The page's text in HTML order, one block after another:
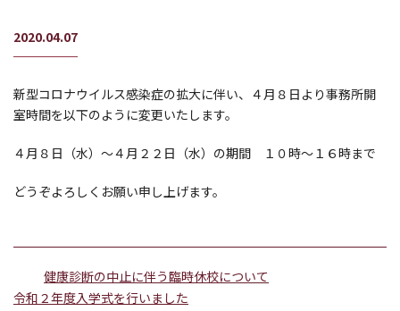
2020.04.07
新型コロナウイルス感染症の拡大に伴い、４月８日より事務所開
室時間を以下のように変更いたします。
４月８日（水）～４月２２日（水）の期間 １０時～１６時まで
どうぞよろしくお願い申し上げます。
健康診断の中止に伴う臨時休校について
令和２年度入学式を行いました